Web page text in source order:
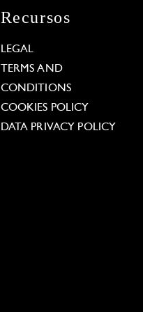
Recursos
LEGAL
TERMS AND
CONDITIONS
COOKIES POLICY
DATA PRIVACY POLICY